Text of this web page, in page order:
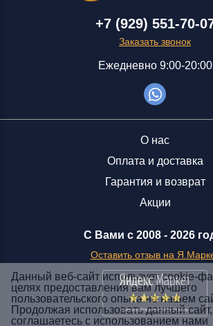
+7 (929) 551-70-
Заказать звонок
Ежедневно 9:00-20:00
С Вами с 2008 - 2026
Оставить отзыв на
О нас
Оплата и доставка
Гарантия и возврат
Акции
Заказать звонок
+7 (929) 551-70-07
Данный веб-сайт использует cookie-
целях предоставления вам лучшего
пользовательского опыта на нашем
Продолжая использовать данный
соглашаетесь с использованием нами